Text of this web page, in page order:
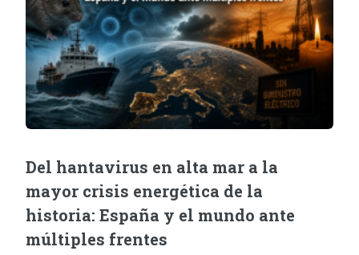
Del hantavirus en alta mar a la
mayor crisis energética de la
historia: España y el mundo ante
múltiples frentes